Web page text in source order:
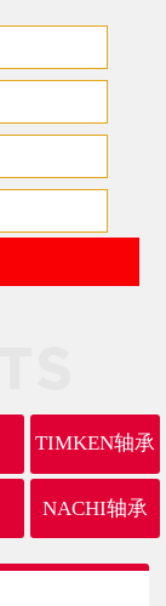
TIMKEN轴承
NACHI轴承